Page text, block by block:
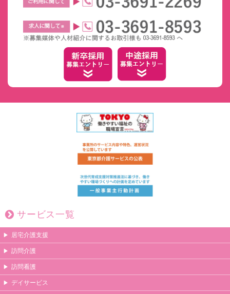
サービス一覧
居宅介護支援
訪問介護
訪問看護
デイサービス